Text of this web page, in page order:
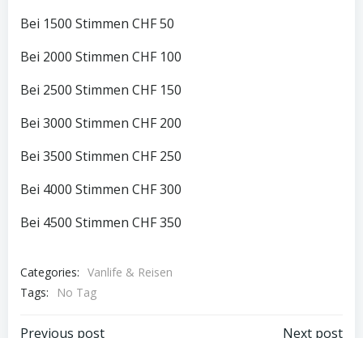
Bei 1500 Stimmen CHF 50
Bei 2000 Stimmen CHF 100
Bei 2500 Stimmen CHF 150
Bei 3000 Stimmen CHF 200
Bei 3500 Stimmen CHF 250
Bei 4000 Stimmen CHF 300
Bei 4500 Stimmen CHF 350
Categories: Vanlife & Reisen
Tags:
No Tag
Previous post Next post